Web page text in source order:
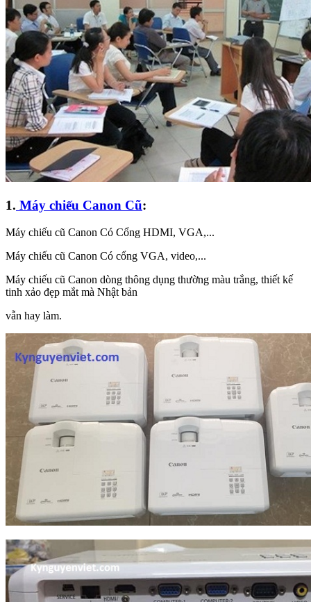
1. Máy chiếu Canon Cũ:
Máy chiếu cũ Canon Có Cổng HDMI, VGA,...
Máy chiếu cũ Canon Có cổng VGA, video,...
Máy chiếu cũ Canon dòng thông dụng thường màu trắng, thiết kế
tinh xảo đẹp mắt mà Nhật bản
vẫn hay làm.